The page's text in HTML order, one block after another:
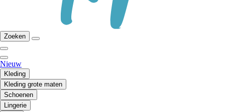
Zoeken
Nieuw
Kleding
Kleding grote maten
Schoenen
Lingerie